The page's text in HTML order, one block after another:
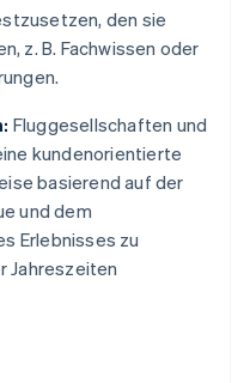
den sie
z. B. Fachwissen oder
Fluggesellschaften und
kundenorientierte
basierend auf der
und dem
Erlebnisses zu
Jahreszeiten